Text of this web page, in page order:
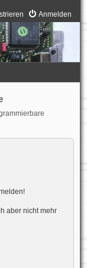
Anmelden
aber nicht mehr